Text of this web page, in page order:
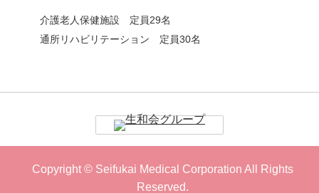
介護老人保健施設 定員29名
通所リハビリテーション 定員30名
Copyright © Seifukai Medical Corporation All Rights
Reserved.